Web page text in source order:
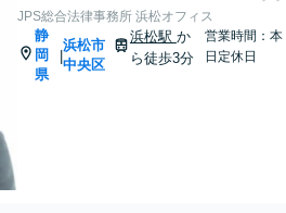
JPS総合法律事務所 浜松オフィス
静
岡
県
|
浜松市
中央区
浜松駅 か
ら徒歩3分
営業時間：本
日定休日